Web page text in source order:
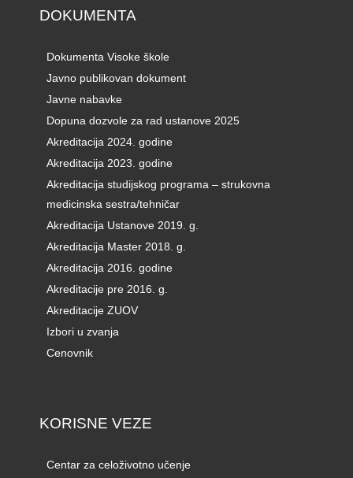
DOKUMENTA
Dokumenta Visoke škole
Javno publikovan dokument
Javne nabavke
Dopuna dozvole za rad ustanove 2025
Akreditacija 2024. godine
Akreditacija 2023. godine
Akreditacija studijskog programa – strukovna
medicinska sestra/tehničar
Akreditacija Ustanove 2019. g.
Akreditacija Master 2018. g.
Akreditacija 2016. godine
Akreditacije pre 2016. g.
Akreditacije ZUOV
Izbori u zvanja
Cenovnik
KORISNE VEZE
Centar za celoživotno učenje